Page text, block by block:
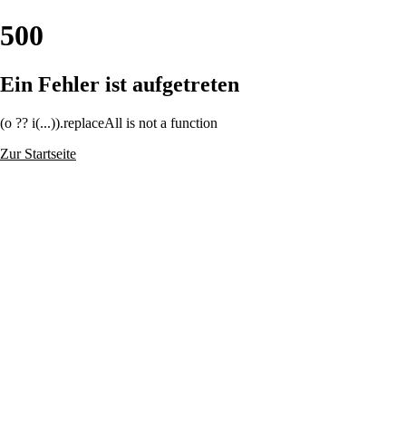
500
Ein Fehler ist aufgetreten
(o ?? i(...)).replaceAll is not a function
Zur Startseite